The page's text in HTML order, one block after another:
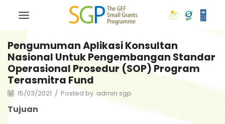
Pengumuman Aplikasi Konsultan
Nasional Untuk Pengembangan Standar
Operasional Prosedur (SOP) Program
Terasmitra Fund
15/03/2021 / Posted by admin sgp
Tujuan